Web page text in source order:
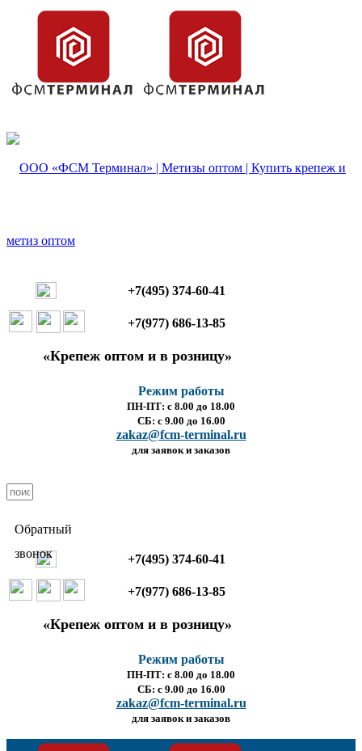
+7(495) 374-60-41
+7(977) 686-13-85
«Крепеж оптом и в розницу»
Режим работы
ПН-ПТ: с 8.00 до 18.00
СБ: с 9.00 до 16.00
zakaz@fcm-terminal.ru
для заявок и заказов
Обратный
звонок
+7(495) 374-60-41
+7(977) 686-13-85
«Крепеж оптом и в розницу»
Режим работы
ПН-ПТ: с 8.00 до 18.00
СБ: с 9.00 до 16.00
zakaz@fcm-terminal.ru
для заявок и заказов